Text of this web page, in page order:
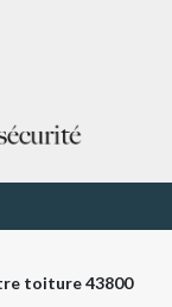
toiture 43800